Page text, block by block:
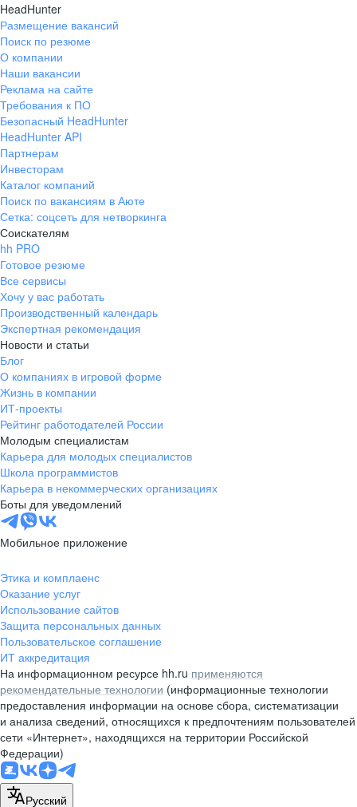
HeadHunter
Размещение вакансий
Поиск по резюме
О компании
Наши вакансии
Реклама на сайте
Требования к ПО
Безопасный HeadHunter
HeadHunter API
Партнерам
Инвесторам
Каталог компаний
Поиск по вакансиям в Аюте
Сетка: соцсеть для нетворкинга
Соискателям
hh PRO
Готовое резюме
Все сервисы
Хочу у вас работать
Производственный календарь
Экспертная рекомендация
Новости и статьи
Блог
О компаниях в игровой форме
Жизнь в компании
ИТ-проекты
Рейтинг работодателей России
Молодым специалистам
Карьера для молодых специалистов
Школа программистов
Карьера в некоммерческих организациях
Боты для уведомлений
Мобильное приложение
Этика и комплаенс
Оказание услуг
Использование сайтов
Защита персональных данных
Пользовательское соглашение
ИТ аккредитация
На информационном ресурсе hh.ru применяются
рекомендательные технологии (информационные технологии
предоставления информации на основе сбора, систематизации
и анализа сведений, относящихся к предпочтениям пользователей
сети «Интернет», находящихся на территории Российской
Федерации)
Русский